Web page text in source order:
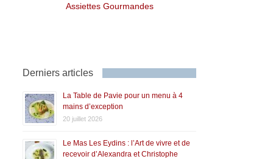
Assiettes Gourmandes
Derniers articles
La Table de Pavie pour un menu à 4
mains d’exception
20 juillet 2026
Le Mas Les Eydins : l’Art de vivre et de
recevoir d’Alexandra et Christophe